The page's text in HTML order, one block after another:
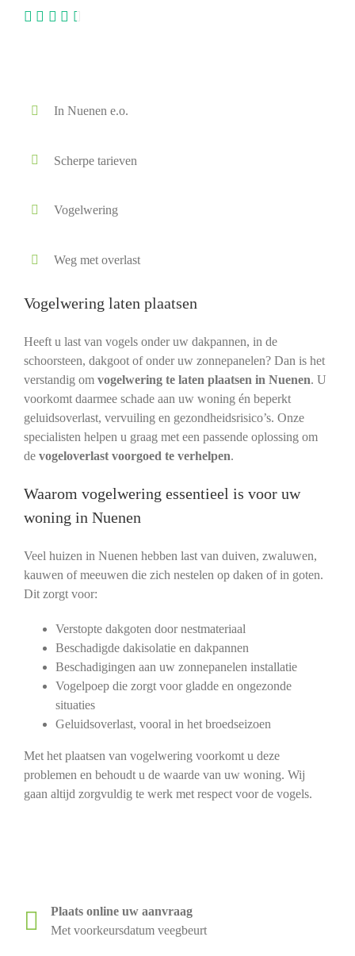
In Nuenen e.o.
Scherpe tarieven
Vogelwering
Weg met overlast
Vogelwering laten plaatsen
Heeft u last van vogels onder uw dakpannen, in de
schoorsteen, dakgoot of onder uw zonnepanelen? Dan is het
verstandig om vogelwering te laten plaatsen in Nuenen. U
voorkomt daarmee schade aan uw woning én beperkt
geluidsoverlast, vervuiling en gezondheidsrisico’s. Onze
specialisten helpen u graag met een passende oplossing om
de vogeloverlast voorgoed te verhelpen.
Waarom vogelwering essentieel is voor uw
woning in Nuenen
Veel huizen in Nuenen hebben last van duiven, zwaluwen,
kauwen of meeuwen die zich nestelen op daken of in goten.
Dit zorgt voor:
Verstopte dakgoten door nestmateriaal
Beschadigde dakisolatie en dakpannen
Beschadigingen aan uw zonnepanelen installatie
Vogelpoep die zorgt voor gladde en ongezonde
situaties
Geluidsoverlast, vooral in het broedseizoen
Met het plaatsen van vogelwering voorkomt u deze
problemen en behoudt u de waarde van uw woning. Wij
gaan altijd zorgvuldig te werk met respect voor de vogels.
Plaats online uw aanvraag
Met voorkeursdatum veegbeurt